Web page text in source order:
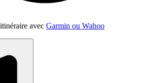
avec Garmin ou Wahoo